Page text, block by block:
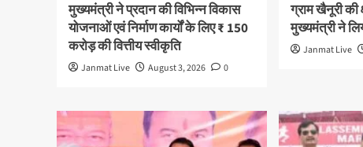
मुख्यमंत्री ने प्रदान की विभिन्न विकास
योजनाओं एवं निर्माण कार्यों के लिए ₹ 150
करोड़ की वित्तीय स्वीकृति
Janmat Live August 3, 2026 0
ग्राम खैनूरी
मुख्यमंत्री ने
Janmat Live